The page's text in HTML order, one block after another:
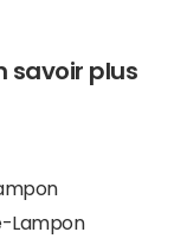
savoir plus
Lampon